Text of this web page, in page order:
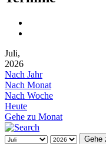
Juli,
2026
Nach Jahr
Nach Monat
Nach Woche
Heute
Gehe zu Monat
Gehe